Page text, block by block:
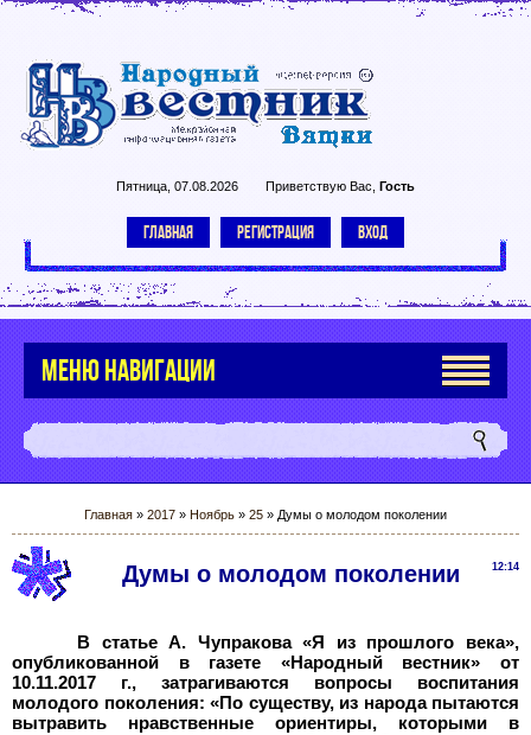
Пятница, 07.08.2026 Приветствую Вас Гость
ГЛАВНАЯ РЕГИСТРАЦИЯ ВХОД
МЕНЮ НАВИГАЦИИ
Главная » 2017 » Ноябрь » 25 » Думы о молодом поколении
12:14
Думы о молодом поколении
В статье А. Чупракова «Я из прошлого века»,
опубликованной в газете «Народный вестник» от
10.11.2017 г., затрагиваются вопросы воспитания
молодого поколения: «По существу, из народа пытаются
вытравить нравственные ориентиры, которыми в